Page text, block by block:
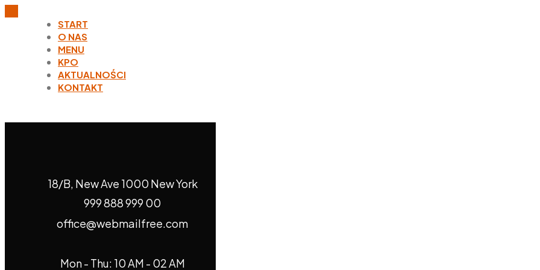
START
O NAS
MENU
KPO
AKTUALNOŚCI
KONTAKT
18/B, New Ave 1000 New York
999 888 999 00
office@webmailfree.com
Mon - Thu: 10 AM - 02 AM